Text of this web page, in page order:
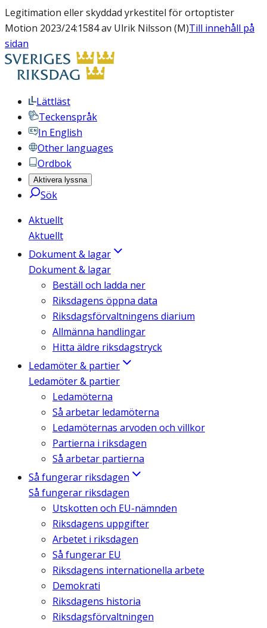
Legitimation eller skyddad yrkestitel för ortoptister
Motion 2023/24:1584 av Ulrik Nilsson (M)Till innehåll på
sidan
Lättläst
Teckenspråk
In English
Other languages
Ordbok
Aktivera lyssna
Sök
Aktuellt
Aktuellt
Dokument & lagar
Dokument & lagar
Beställ och ladda ner
Riksdagens öppna data
Riksdagsförvaltningens diarium
Allmänna handlingar
Hitta äldre riksdagstryck
Ledamöter & partier
Ledamöter & partier
Ledamöterna
Så arbetar ledamöterna
Ledamöternas arvoden och villkor
Partierna i riksdagen
Så arbetar partierna
Så fungerar riksdagen
Så fungerar riksdagen
Utskotten och EU-nämnden
Riksdagens uppgifter
Arbetet i riksdagen
Så fungerar EU
Riksdagens internationella arbete
Demokrati
Riksdagens historia
Riksdagsförvaltningen